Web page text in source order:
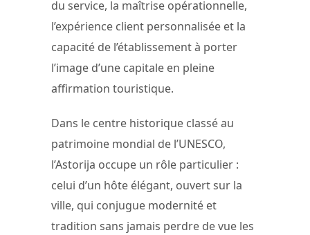
du service, la maîtrise opérationnelle,
l’expérience client personnalisée et la
capacité de l’établissement à porter
l’image d’une capitale en pleine
affirmation touristique.
Dans le centre historique classé au
patrimoine mondial de l’UNESCO,
l’Astorija occupe un rôle particulier :
celui d’un hôte élégant, ouvert sur la
ville, qui conjugue modernité et
tradition sans jamais perdre de vue les